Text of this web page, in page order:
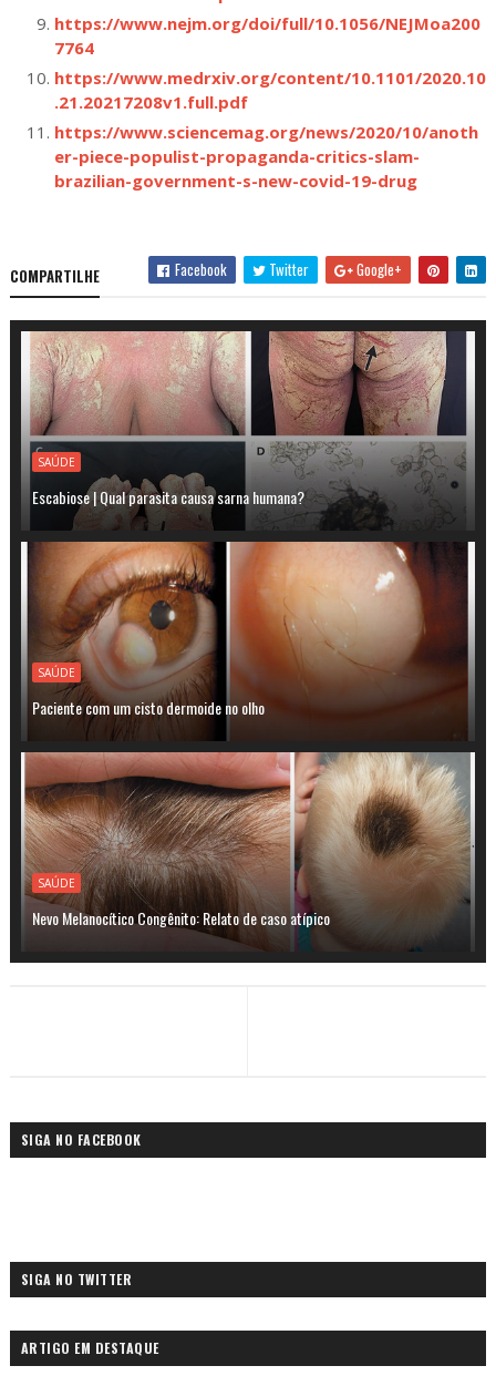
https://www.nejm.org/doi/full/10.1056/NEJMoa200
7764
https://www.medrxiv.org/content/10.1101/2020.10
.21.20217208v1.full.pdf
https://www.sciencemag.org/news/2020/10/anoth
er-piece-populist-propaganda-critics-slam-
brazilian-government-s-new-covid-19-drug
COMPARTILHE Facebook Twitter Google+
SAÚDE
Escabiose | Qual parasita causa sarna humana?
SAÚDE
Paciente com um cisto dermoide no olho
SAÚDE
Nevo Melanocítico Congênito: Relato de caso atípico
SIGA NO FACEBOOK
SIGA NO TWITTER
ARTIGO EM DESTAQUE